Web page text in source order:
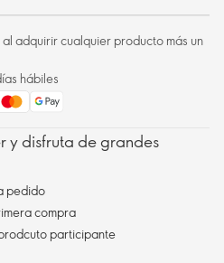
adquirir cualquier producto más un
hábiles
y disfruta de grandes
pedido
compra
participante